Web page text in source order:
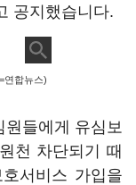
공지했습니다.
연합뉴스)
들에게 유심보
천 차단되기 때
서비스 가입을